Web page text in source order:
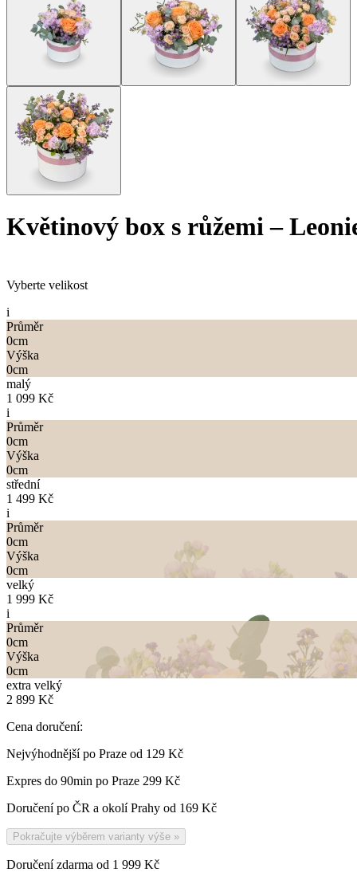
Květinový box s růžemi–
Vyberte velikost
i
Průměr
0cm
Výška
0cm
malý
1 099 Kč
i
Průměr
0cm
Výška
0cm
střední
1 499 Kč
i
Průměr
0cm
Výška
0cm
velký
1 999 Kč
i
Průměr
0cm
Výška
0cm
extra velký
2 899 Kč
Cena doručení:
Nejvýhodnější po Praze od 129 Kč
Expres do 90min po Praze 299 Kč
Doručení po ČR a okolí Prahy od 169 Kč
Pokračujte výběrem varianty výše »
Doručení zdarma od 1 999 Kč